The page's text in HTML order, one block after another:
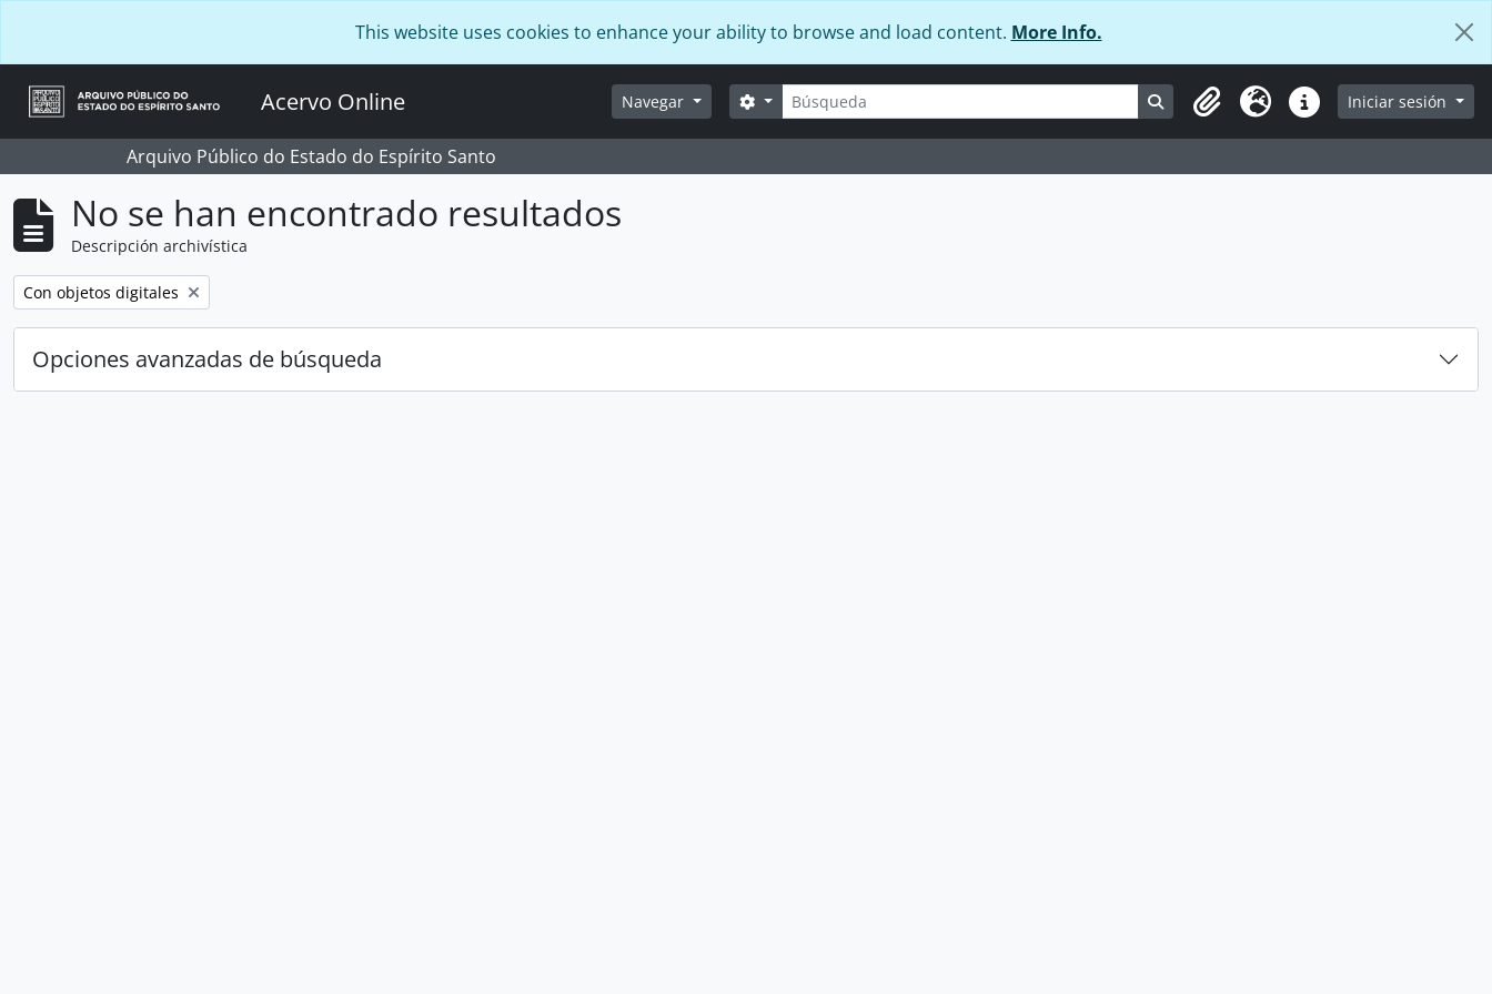
This website uses cookies to enhance your ability to browse and load content. More Info.
Acervo Online Navegar Búsqueda
Search options Search in browse page
Portapapeles
Idioma Enlaces rápidos
Iniciar sesión
Arquivo Público do Estado do Espírito Santo
No se han encontrado resultados
Descripción archivística
Remove filter:
Con objetos digitales
Opciones avanzadas de búsqueda